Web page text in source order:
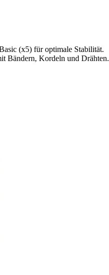
(x5) für optimale Stabilität.
Bändern, Kordeln und Drähten.